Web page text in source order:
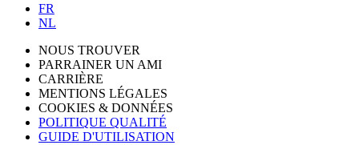
FR
NL
NOUS TROUVER
PARRAINER UN AMI
CARRIÈRE
MENTIONS LÉGALES
COOKIES & DONNÉES
POLITIQUE QUALITÉ
GUIDE D'UTILISATION